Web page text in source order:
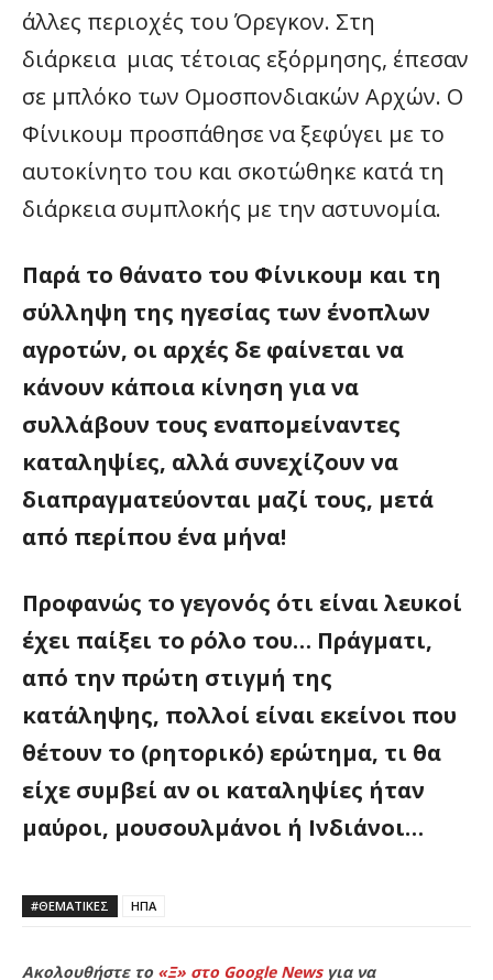
άλλες περιοχές του Όρεγκον. Στη
διάρκεια μιας τέτοιας εξόρμησης, έπεσαν
σε μπλόκο των Ομοσπονδιακών Αρχών. Ο
Φίνικουμ προσπάθησε να ξεφύγει με το
αυτοκίνητο του και σκοτώθηκε κατά τη
διάρκεια συμπλοκής με την αστυνομία.
Παρά το θάνατο του Φίνικουμ και τη
σύλληψη της ηγεσίας των ένοπλων
αγροτών, οι αρχές δε φαίνεται να
κάνουν κάποια κίνηση για να
συλλάβουν τους εναπομείναντες
καταληψίες, αλλά συνεχίζουν να
διαπραγματεύονται μαζί τους, μετά
από περίπου ένα μήνα!
Προφανώς το γεγονός ότι είναι λευκοί
έχει παίξει το ρόλο του… Πράγματι,
από την πρώτη στιγμή της
κατάληψης, πολλοί είναι εκείνοι που
θέτουν το (ρητορικό) ερώτημα, τι θα
είχε συμβεί αν οι καταληψίες ήταν
μαύροι, μουσουλμάνοι ή Ινδιάνοι…
#ΘΕΜΑΤΙΚΈΣ ΗΠΑ
Ακολουθήστε το «Ξ» στο Google Newsγια να